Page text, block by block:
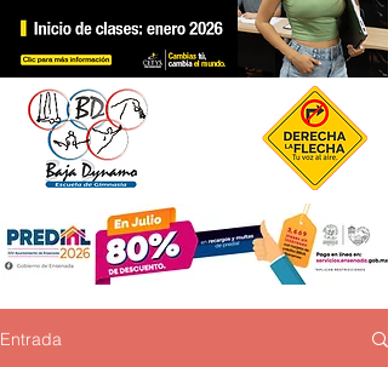
Entrada